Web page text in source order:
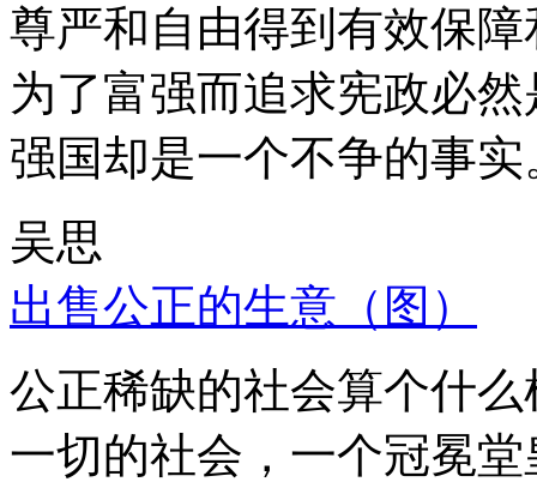
尊严和自由得到有效保
为了富强而追求宪政必
强国却是一个不争的事实
吴思
出售公正的生意（图）
公正稀缺的社会算个什
一切的社会，一个冠冕